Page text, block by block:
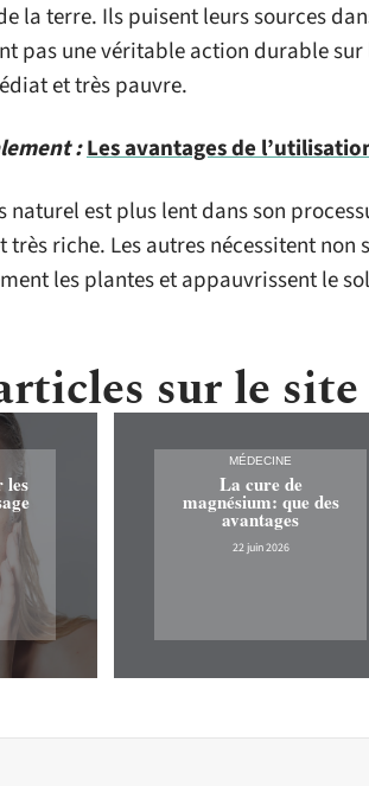
la terre. Ils puisent leurs sources
pas une véritable action durable
et très pauvre.
:Les avantages de
naturel est plus lent dans son
très riche. Les autres nécessitent
les plantes et appauvrissent le
sur le site
les
MÉDECINE
La cure de
magnésium: que des
avantages
22 juin 2026